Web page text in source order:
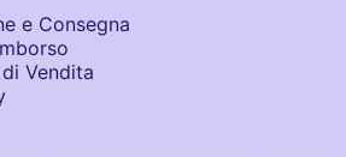
e Consegna
Vendita